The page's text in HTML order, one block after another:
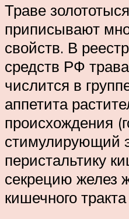
Траве
приписывают
свойств. В
средств РФ
числится в
аппетита
происхождения
стимулирующий
перистальтику
секрецию желез
кишечного